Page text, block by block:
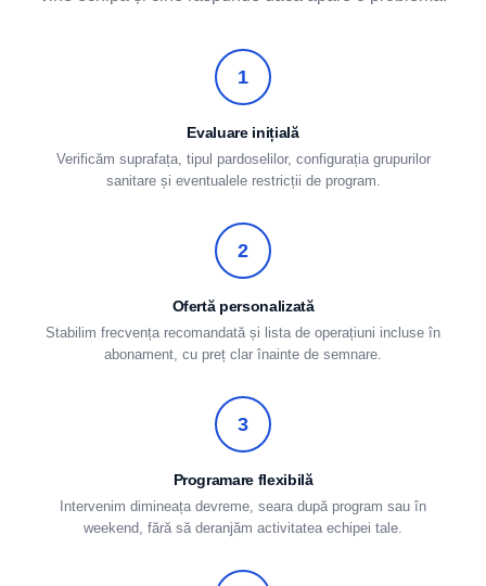
1
Evaluare inițială
Verificăm suprafața, tipul pardoselilor, configurația grupurilor
sanitare și eventualele restricții de program.
2
Ofertă personalizată
Stabilim frecvența recomandată și lista de operațiuni incluse în
abonament, cu preț clar înainte de semnare.
3
Programare flexibilă
Intervenim dimineața devreme, seara după program sau în
weekend, fără să deranjăm activitatea echipei tale.